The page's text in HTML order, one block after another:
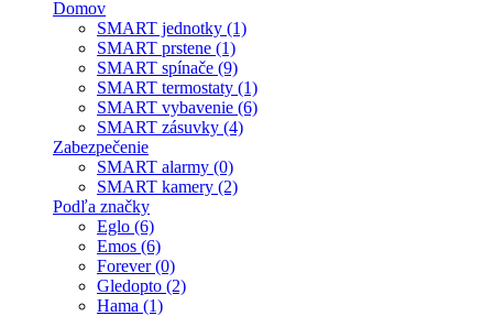
Domov
SMART jednotky (1)
SMART prstene (1)
SMART spínače (9)
SMART termostaty (1)
SMART vybavenie (6)
SMART zásuvky (4)
Zabezpečenie
SMART alarmy (0)
SMART kamery (2)
Podľa značky
Eglo (6)
Emos (6)
Forever (0)
Gledopto (2)
Hama (1)